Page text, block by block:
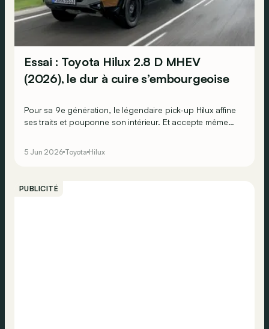
Essai : Toyota Hilux 2.8 D MHEV
(2026), le dur à cuire s’embourgeoise
Pour sa 9e génération, le légendaire pick-up Hilux affine
ses traits et pouponne son intérieur. Et accepte même
diesel microhybride (MHEV) pour le savoir.
5 Jun 2026 Toyota Hilux
PUBLICITÉ